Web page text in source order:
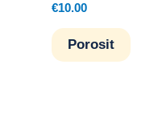
€10.00
Porosit